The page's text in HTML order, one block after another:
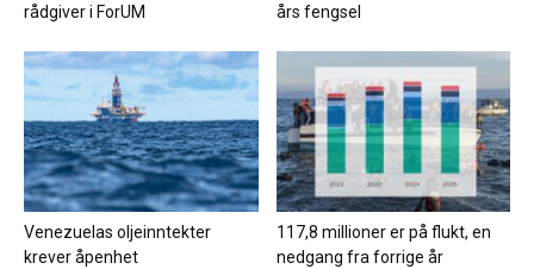
rådgiver i ForUM års fengsel
Venezuelas oljeinntekter
krever åpenhet
117,8 millioner er på flukt, en
nedgang fra forrige år